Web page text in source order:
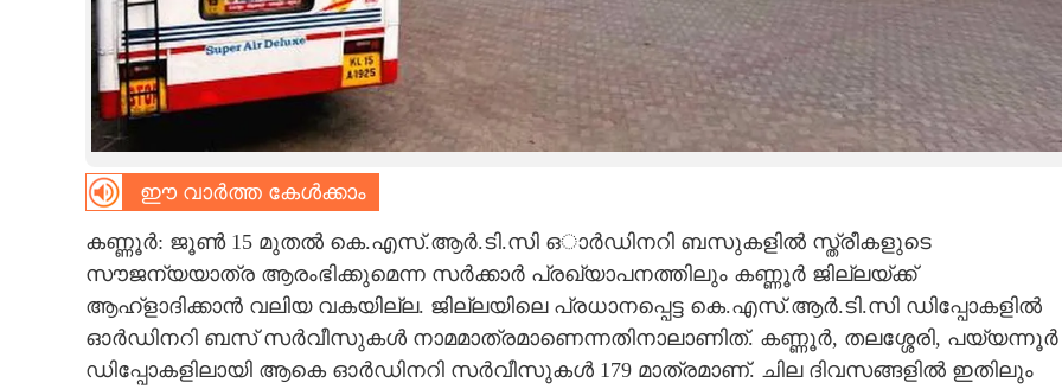
CARTOONS
LITERATURE
ഈ വാർത്ത കേൾക്കാം
കണ്ണൂർ: ജൂൺ 15 മുതൽ കെ.എസ്.ആർ.ടി.സി ഒാർഡിനറി ബസുകളിൽ സ്ത്രീകളുടെ
സൗജന്യയാത്ര ആരംഭിക്കുമെന്ന സർക്കാർ പ്രഖ്യാപനത്തിലും കണ്ണൂർ ജില്ലയ്ക്ക്
ആഹ്ളാദിക്കാൻ വലിയ വകയില്ല. ജില്ലയിലെ പ്രധാനപ്പെട്ട കെ.എസ്.ആർ.ടി.സി ഡിപ്പോകളിൽ
ഓർഡിനറി ബസ് സർവീസുകൾ നാമമാത്രമാണെന്നതിനാലാണിത്. കണ്ണൂർ, തലശ്ശേരി, പയ്യന്നൂർ
ഡിപ്പോകളിലായി ആകെ ഓർഡിനറി സർവീസുകൾ 179 മാത്രമാണ്. ചില ദിവസങ്ങളിൽ ഇതിലും